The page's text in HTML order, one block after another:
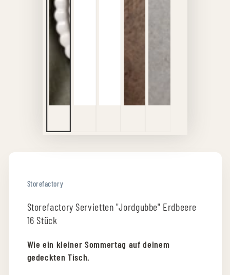
Storefactory
Storefactory Servietten "Jordgubbe" Erdbeere
16 Stück
Wie ein kleiner Sommertag auf deinem
gedeckten Tisch.